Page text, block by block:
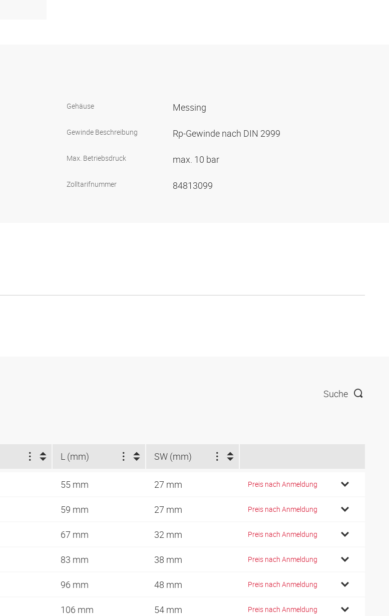
Gehäuse Messing
Gewinde Beschreibung Rp-Gewinde nach DIN 2999
Max. Betriebsdruck max. 10 bar
Zolltarifnummer 84813099
Suche
L (mm) SW (mm)
55 mm 27 mm Preis nach Anmeldung
59 mm 27 mm Preis nach Anmeldung
67 mm 32 mm Preis nach Anmeldung
83 mm 38 mm Preis nach Anmeldung
96 mm 48 mm Preis nach Anmeldung
106 mm 54 mm Preis nach Anmeldung